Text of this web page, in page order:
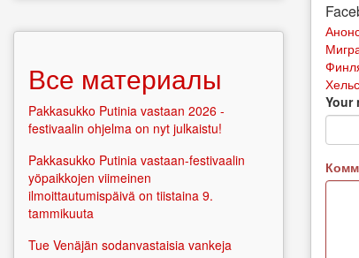
Your
Все материалы
Pakkasukko Putinia vastaan 2026 -
festivaalin ohjelma on nyt julkaistu!
Pakkasukko Putinia vastaan-festivaalin
yöpaikkojen viimeinen
ilmoittautumispäivä on tiistaina 9.
tammikuuta
Tue Venäjän sodanvastaisia vankeja